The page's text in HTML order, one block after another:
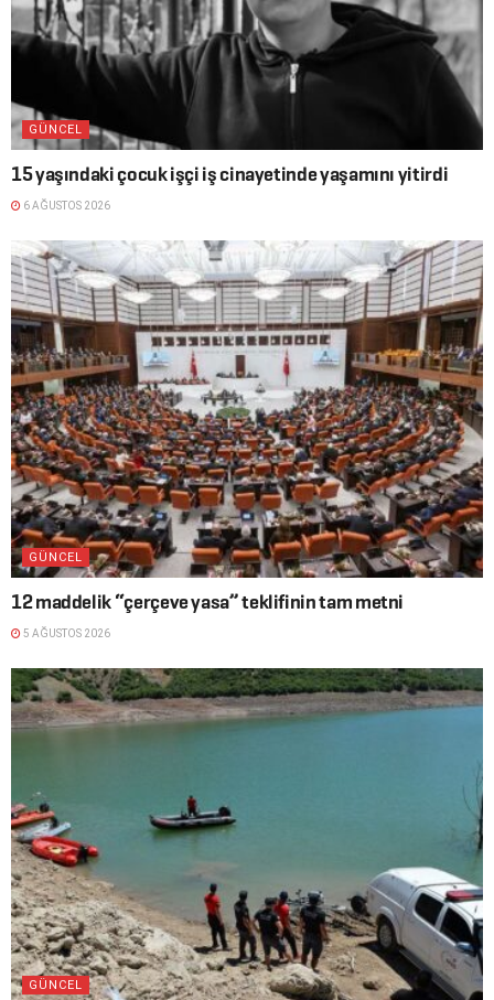
GÜNCEL
15 yaşındaki çocuk işçi iş cinayetinde yaşamını yitirdi
6 AĞUSTOS 2026
GÜNCEL
12 maddelik “çerçeve yasa” teklifinin tam metni
5 AĞUSTOS 2026
GÜNCEL